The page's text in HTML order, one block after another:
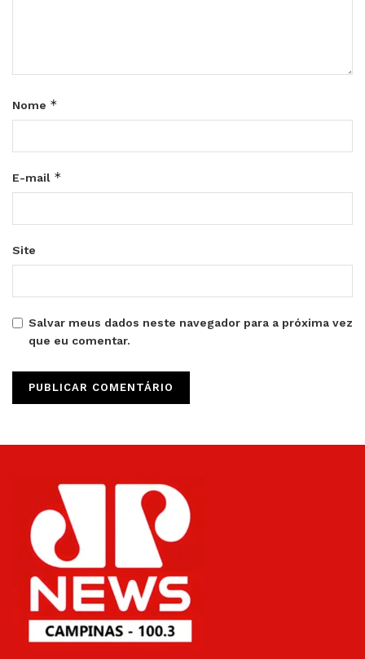
Nome *
E-mail *
Site
Salvar meus dados neste navegador para a próxima vez
que eu comentar.